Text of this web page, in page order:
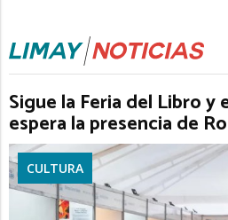
Sigue la Feria del Libro y
espera la presencia de
CULTURA